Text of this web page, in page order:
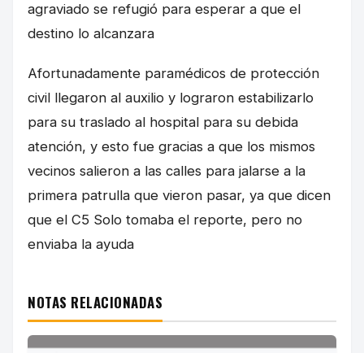
agraviado se refugió para esperar a que el
destino lo alcanzara
Afortunadamente paramédicos de protección
civil llegaron al auxilio y lograron estabilizarlo
para su traslado al hospital para su debida
atención, y esto fue gracias a que los mismos
vecinos salieron a las calles para jalarse a la
primera patrulla que vieron pasar, ya que dicen
que el C5 Solo tomaba el reporte, pero no
enviaba la ayuda
NOTAS RELACIONADAS